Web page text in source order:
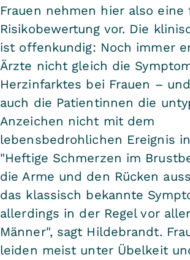
Frauen nehmen hier also eine
Risikobewertung vor. Die
ist offenkundig: Noch immer
Ärzte nicht gleich die
Herzinfarktes bei Frauen –
auch die Patientinnen die
Anzeichen nicht mit dem
lebensbedrohlichen Ereignis
"Heftige Schmerzen im
die Arme und den Rücken
das klassisch bekannte
allerdings in der Regel vor
Männer", sagt Hildebrandt.
leiden meist unter Übelkeit